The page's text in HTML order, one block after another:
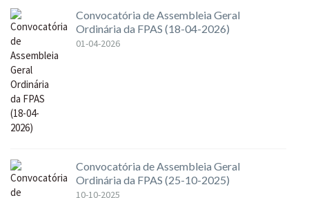
Convocatória de Assembleia Geral
Ordinária da FPAS (18-04-2026)
01-04-2026
Convocatória de Assembleia Geral
Ordinária da FPAS (25-10-2025)
10-10-2025